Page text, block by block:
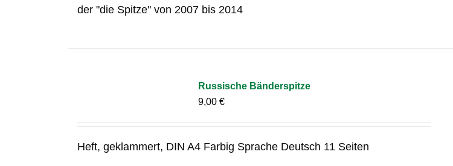
der "die Spitze" von 2007 bis 2014
Russische Bänderspitze
9,00€
Heft, geklammert, DIN A4 Farbig Sprache Deutsch 11 Seiten